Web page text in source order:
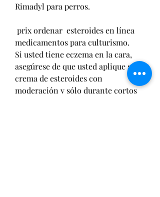
Rimadyl para perros.
medicamentos para culturismo.
Si usted tiene eczema en la cara,
asegúrese de que usted aplique su
crema de esteroides con
moderación y sólo durante cortos